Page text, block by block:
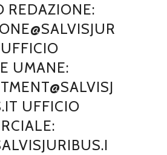
REDAZIONE:
UMANE:
UFFICIO